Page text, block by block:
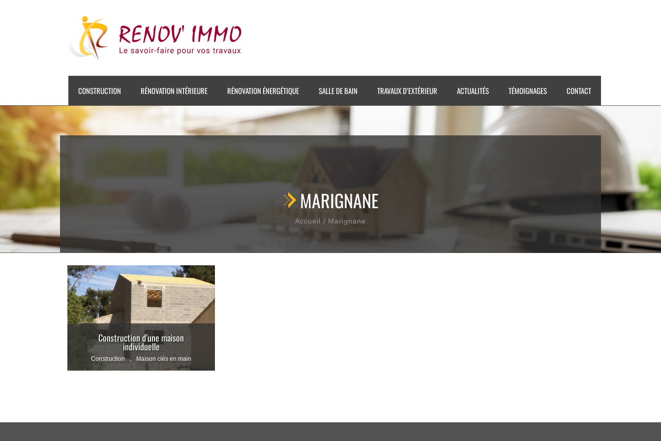
CONSTRUCTION RÉNOVATION INTÉRIEURE RÉNOVATION ÉNERGÉTIQUE SALLE DE BAIN TRAVAUX D’EXTÉRIEUR ACTUALITÉS TÉMOIGNAGES CONTACT
MARIGNANE
Accueil / Marignane
Construction d’une maison
individuelle
Construction , Maison clés en main